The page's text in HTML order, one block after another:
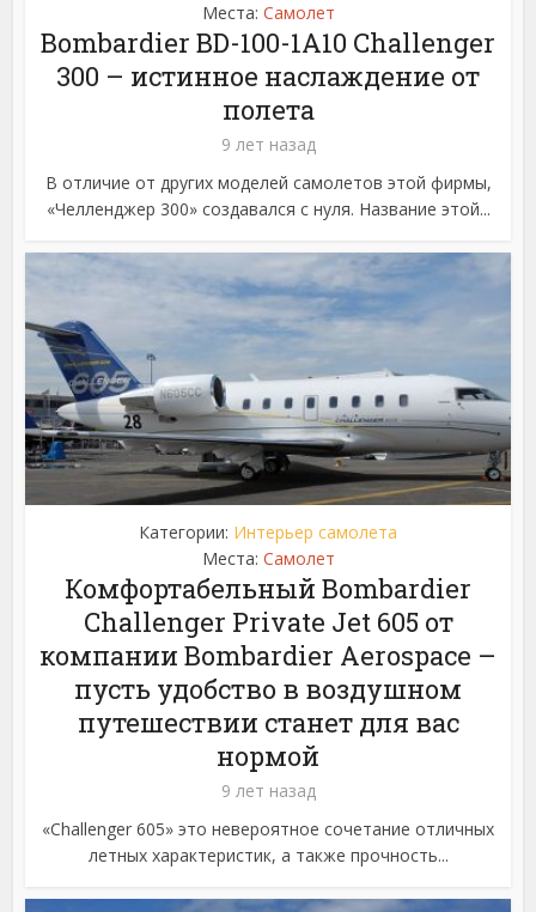
Места: Самолет
Bombardier BD-100-1A10 Challenger
300 – истинное наслаждение от
полета
9 лет назад
В отличие от других моделей самолетов этой фирмы,
«Челленджер 300» создавался с нуля. Название этой...
Категории: Интерьер самолета
Места: Самолет
Комфортабельный Bombardier
Challenger Private Jet 605 от
компании Bombardier Aerospace –
пусть удобство в воздушном
путешествии станет для вас
нормой
9 лет назад
«Challenger 605» это невероятное сочетание отличных
летных характеристик, а также прочность...